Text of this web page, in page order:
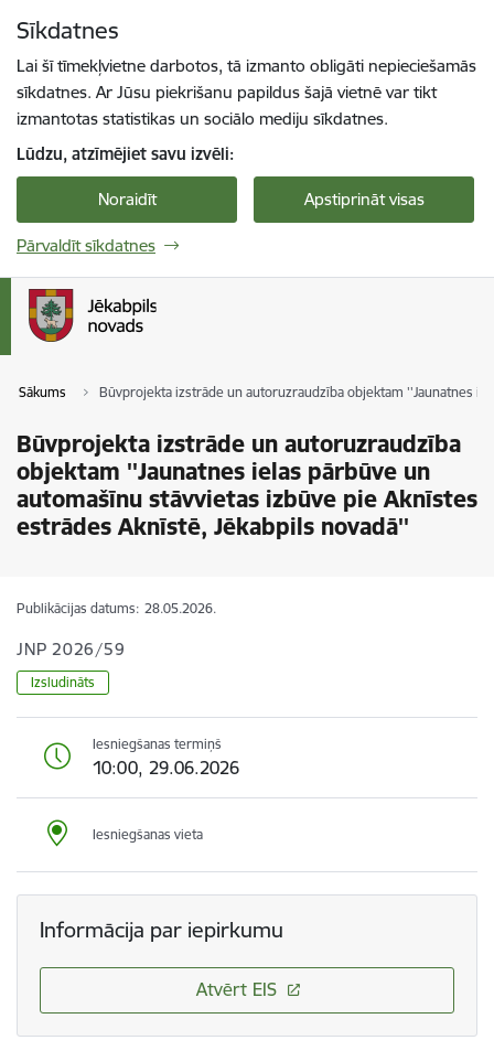
Sīkdatnes
Lai šī tīmekļvietne darbotos, tā izmanto obligāti nepieciešamās
sīkdatnes. Ar Jūsu piekrišanu papildus šajā vietnē var tikt
izmantotas statistikas un sociālo mediju sīkdatnes.
Lūdzu, atzīmējiet savu izvēli:
Noraidīt Apstiprināt visas
Pārvaldīt sīkdatnes
Sākums Būvprojekta izstrāde un autoruzraudzība objektam ''Jaunatnes
Būvprojekta izstrāde un autoruzraudzība
objektam ''Jaunatnes ielas pārbūve un
automašīnu stāvvietas izbūve pie Aknīstes
estrādes Aknīstē, Jēkabpils novadā''
Publikācijas datums: 28.05.2026.
JNP 2026/59
Izsludināts
Iesniegšanas termiņš
10:00, 29.06.2026
Iesniegšanas vieta
Informācija par iepirkumu
Atvērt EIS